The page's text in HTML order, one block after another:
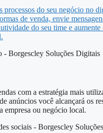
processos do seu negócio no
de venda, envie
do seu time e aumente
com a estratégia mais
anúncios você alcançará os
empresa ou negócio local.